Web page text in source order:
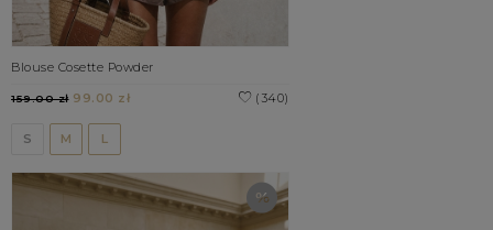
Blouse Cosette Powder
(340)
159.00 zł99.00 zł
S M L